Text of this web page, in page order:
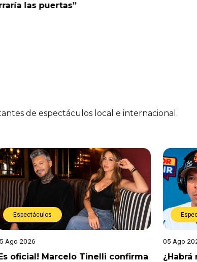
las puertas”
de espectáculos local e internacional.
Espectáculos
Ago 2026
oficial! Marcelo Tinelli confirma
05 Ago